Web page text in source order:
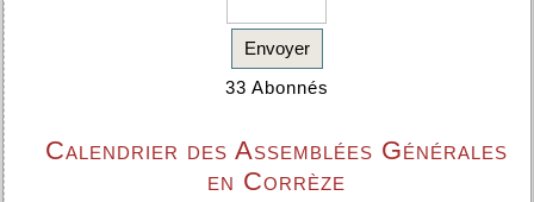
Envoyer
33 Abonnés
Calendrier des Assemblées Générales
en Corrèze